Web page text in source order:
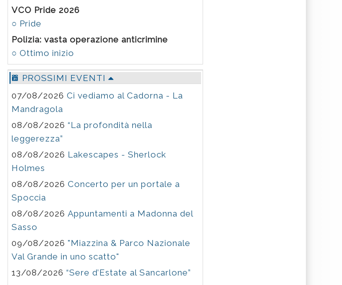
VCO Pride 2026
○ Pride
Polizia: vasta operazione anticrimine
○ Ottimo inizio
PROSSIMI EVENTI
07/08/2026 Ci vediamo al Cadorna - La
Mandragola
08/08/2026 “La profondità nella
leggerezza”
08/08/2026 Lakescapes - Sherlock
Holmes
08/08/2026 Concerto per un portale a
Spoccia
08/08/2026 Appuntamenti a Madonna del
Sasso
09/08/2026 "Miazzina & Parco Nazionale
Val Grande in uno scatto"
13/08/2026 “Sere d’Estate al Sancarlone”